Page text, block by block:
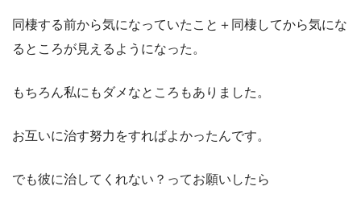
同棲する前から気になっていたこと＋同棲してから気にな
るところが見えるようになった。
もちろん私にもダメなところもありました。
お互いに治す努力をすればよかったんです。
でも彼に治してくれない？ってお願いしたら